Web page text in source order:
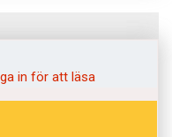
in för att läsa